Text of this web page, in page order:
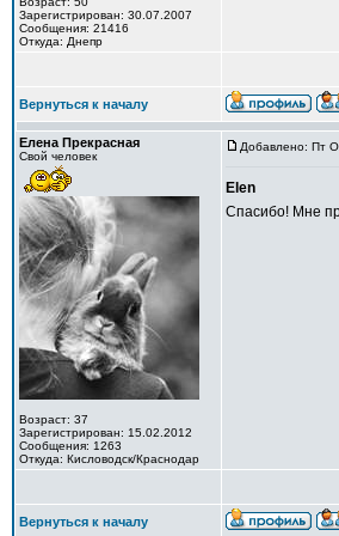
Зарегистрирован: 30.07.2007
Сообщения: 21416
Откуда: Днепр
Вернуться к началу
Елена Прекрасная
Свой человек
Возраст: 37
Зарегистрирован: 15.02.2012
Сообщения: 1263
Откуда: Кисловодск/Краснодар
Добавлено: Пт
Elen
Спасибо! Мне
Вернуться к началу